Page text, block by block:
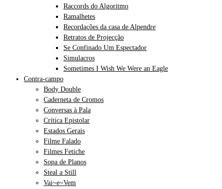
Raccords do Algoritmo
Ramalhetes
Recordações da casa de Alpendre
Retratos de Projecção
Se Confinado Um Espectador
Simulacros
Sometimes I Wish We Were an Eagle
Contra-campo
Body Double
Caderneta de Cromos
Conversas à Pala
Crítica Epistolar
Estados Gerais
Filme Falado
Filmes Fetiche
Sopa de Planos
Steal a Still
Vai~e~Vem